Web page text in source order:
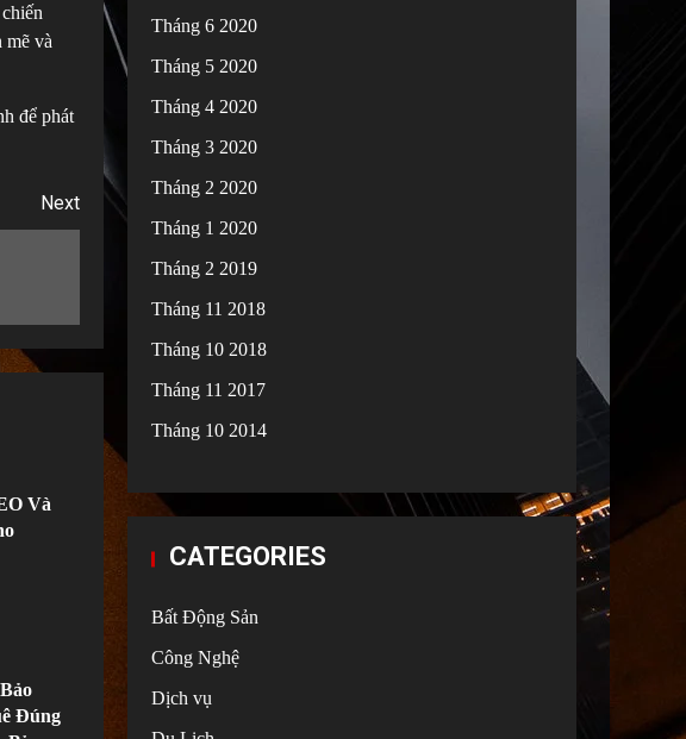
mẽ và
để phát
Next
Và
Đúng
Tháng 6 2020
Tháng 5 2020
Tháng 4 2020
Tháng 3 2020
Tháng 2 2020
Tháng 1 2020
Tháng 2 2019
Tháng 11 2018
Tháng 10 2018
Tháng 11 2017
Tháng 10 2014
CATEGORIES
Bất Động Sản
Công Nghệ
Dịch vụ